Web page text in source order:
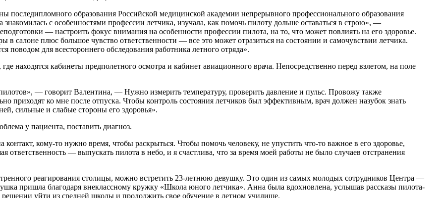
последипломного образования Российской медицинской академии непрерывного профессионального образования
с особенностями профессии летчика, изучала, как помочь пилоту дольше оставаться в строю», —
— настроить фокус внимания на особенности профессии пилота, на то, что может повлиять на его здоровье.
салоне плюс большое чувство ответственности — все это может отразиться на состоянии и самочувствии летчика.
поводом для всестороннего обследования работника летного отряда».
находятся кабинеты предполетного осмотра и кабинет авиационного врача. Непосредственно перед взлетом, на поле
— говорит Валентина, — Нужно измерить температуру, проверить давление и пульс. Провожу также
приходят ко мне после отпуска. Чтобы контроль состояния летчиков был эффективным, врач должен назубок знать
сильные и слабые стороны его здоровья».
у пациента, поставить диагноз.
кому-то нужно время, чтобы раскрыться. Чтобы помочь человеку, не упустить что-то важное в его здоровье,
— выпускать пилота в небо, и я счастлива, что за время моей работы не было случаев отстранения
реагирования столицы, можно встретить 23-летнюю девушку. Это один из самых молодых сотрудников Центра —
пришла благодаря внеклассному кружку «Школа юного летчика». Анна была вдохновлена, услышав рассказы пилота-
решении уйти из средней школы и продолжить свое обучение в летном училище.